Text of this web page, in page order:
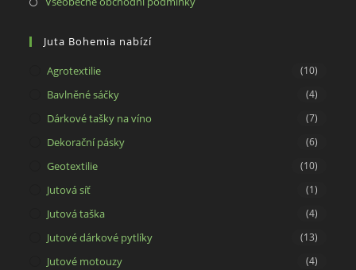
tab
tab
new
Juta Bohemia nabízí
Agrotextilie (10)
Bavlněné sáčky (4)
Dárkové tašky na víno (7)
Dekorační pásky (6)
Geotextilie (10)
Jutová síť (1)
Jutová taška (4)
Jutové dárkové pytlíky (13)
Jutové motouzy (4)